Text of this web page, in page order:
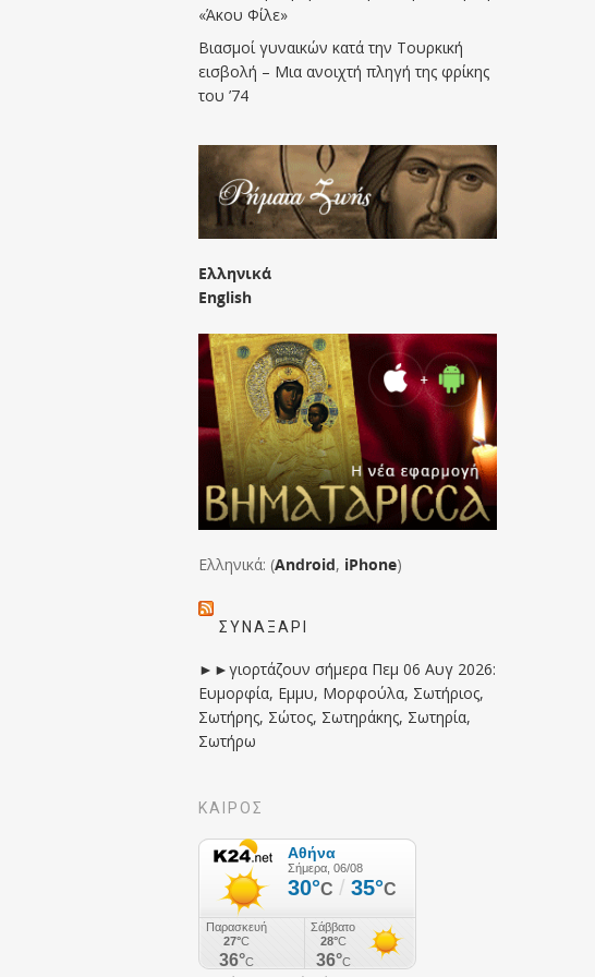
«Άκου Φίλε»
Βιασμοί γυναικών κατά την Τουρκική
εισβολή – Μια ανοιχτή πληγή της φρίκης
του ’74
Ελληνικά
English
Ελληνικά: (Android, iPhone)
ΣΥΝΑΞΆΡΙ
►►γιορτάζουν σήμερα Πεμ 06 Αυγ 2026:
Ευμορφία, Εμμυ, Μορφούλα, Σωτήριος,
Σωτήρης, Σώτος, Σωτηράκης, Σωτηρία,
Σωτήρω
ΚΑΙΡΟΣ